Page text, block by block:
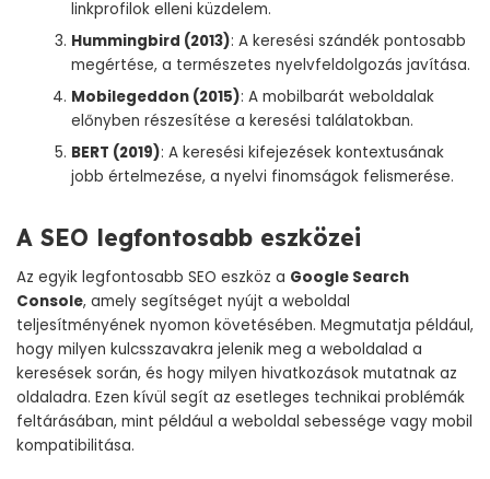
linkprofilok elleni küzdelem.
Hummingbird (2013): A keresési szándék pontosabb
megértése, a természetes nyelvfeldolgozás javítása.
Mobilegeddon (2015): A mobilbarát weboldalak
előnyben részesítése a keresési találatokban.
BERT (2019): A keresési kifejezések kontextusának
jobb értelmezése, a nyelvi finomságok felismerése.
A SEO legfontosabb eszközei
Az egyik legfontosabb SEO eszköz a Google Search
Console, amely segítséget nyújt a weboldal
teljesítményének nyomon követésében. Megmutatja például,
hogy milyen kulcsszavakra jelenik meg a weboldalad a
keresések során, és hogy milyen hivatkozások mutatnak az
oldaladra. Ezen kívül segít az esetleges technikai problémák
feltárásában, mint például a weboldal sebessége vagy mobil
kompatibilitása.